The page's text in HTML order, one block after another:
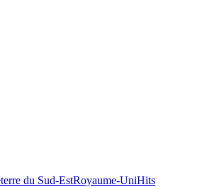
du Sud-EstRoyaume-UniHits